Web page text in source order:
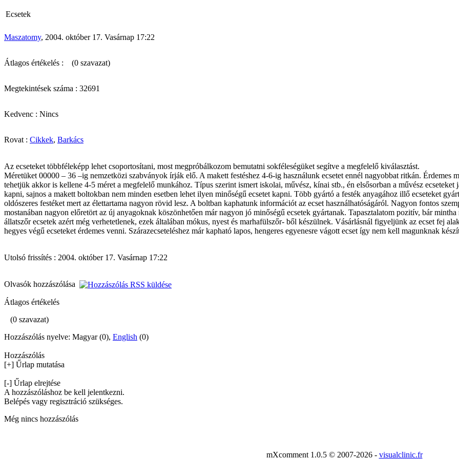
Ecsetek
Maszatomy, 2004. október 17. Vasárnap 17:22
Átlagos értékelés : (0 szavazat)
Megtekintések száma : 32691
Kedvenc : Nincs
Rovat : Cikkek, Barkács
Az ecseteket többféleképp lehet csoportosítani, most megpróbálkozom bemutatni sokféleségüket segítve a megfelelő kiválasztást.
Méretüket 00000 – 36 –ig nemzetközi szabványok írják elő. A makett festéshez 4-6-ig használunk ecsetet ennél nagyobbat ritkán. Érdemes
tehetjük akkor is kellene 4-5 méret a megfelelő munkához. Típus szerint ismert iskolai, művész, kínai stb., én elsősorban a művész
kapni, sajnos a makett boltokban nem minden esetben lehet ilyen minőségű ecsetet kapni. Több gyártó a festék anyagához illő ecseteket
oldószeres festéket mert az élettartama nagyon rövid lesz. A boltban kaphatunk információt az ecset használhatóságáról. Nagyon fontos
mostanában nagyon előretört az új anyagoknak köszönhetően már nagyon jó minőségű ecsetek gyártanak. Tapasztalatom pozitív, bár
állatszőr ecsetek azért még verhetetlenek, ezek általában mókus, nyest és marhafülszőr- ből készülnek. Vásárlásnál figyeljünk az ecset fej
hegyes végű ecseteket érdemes venni. Szárazecseteléshez már kapható lapos, hengeres egyenesre vágott ecset így nem kell magunknak
Utolsó frissítés : 2004. október 17. Vasárnap 17:22
Olvasók hozzászólása
Átlagos értékelés
(0 szavazat)
Hozzászólás nyelve: Magyar (0), English (0)
Hozzászólás
[+] Űrlap mutatása
[-] Űrlap elrejtése
A hozzászóláshoz be kell jelentkezni.
Belépés vagy regisztráció szükséges.
Még nincs hozzászólás
mXcomment 1.0.5 © 2007-2026 - visualclinic.fr